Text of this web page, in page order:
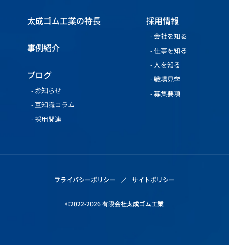
太成ゴム工業の特長
事例紹介
ブログ
お知らせ
豆知識コラム
採用関連
採用情報
会社を知る
仕事を知る
人を知る
職場見学
募集要項
プライバシーポリシー サイトポリシー
©2022-2026 有限会社太成ゴム工業